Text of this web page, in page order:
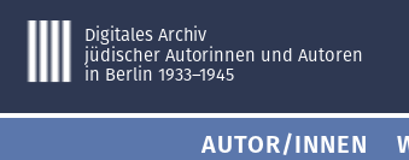
Digitales Archiv
jüdischer Autorinnen und Autoren
in Berlin 1933–1945
AUTOR/INNEN